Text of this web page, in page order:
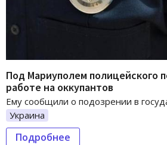
Под Мариуполем полицейского
работе на оккупантов
Ему сообщили о подозрении в
Украина
Подробнее